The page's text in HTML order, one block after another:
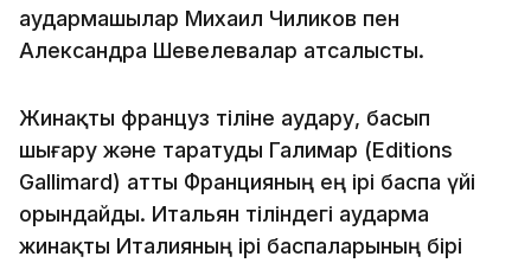
аудармашылар Михаил Чиликов пен
Александра Шевелевалар атсалысты.
Жинақты француз тіліне аудару, басып
шығару және таратуды Галимар (Editions
Gallimard) атты Францияның ең ірі баспа үйі
орындайды. Итальян тіліндегі аударма
жинақты Италияның ірі баспаларының бірі